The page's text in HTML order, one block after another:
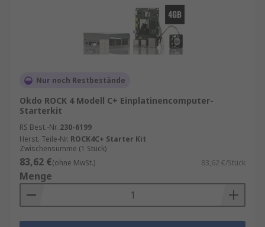
Nur noch Restbestände
Okdo ROCK 4 Modell C+ Einplatinencomputer-
Starterkit
RS Best.-Nr. 230-6199
Herst. Teile-Nr. ROCK4C+ Starter Kit
Zwischensumme (1 Stück)
83,62 €(ohne MwSt.) 83,62 €/Stück
Menge